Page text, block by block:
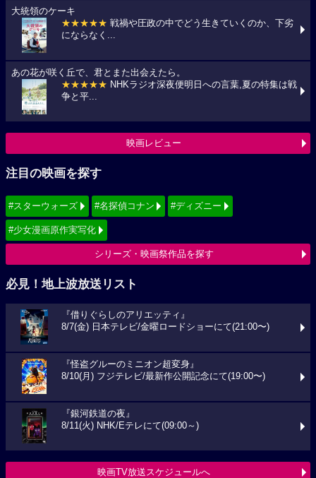
大統領のケーキ
★★★★★ 戦禍や圧政の中でどう生きていくのか、下劣
にならなく...
あの花が咲く丘で、君とまた出会えたら。
★★★★★ NHKラジオ深夜便明日への言葉,夏の特集は戦
争と平...
映画レビュー
注目の映画を探す
#スターウォーズ #名探偵コナン #ディズニー
#少女漫画原作実写化
シリーズ・映画祭作品を探す
必見！地上波放送リスト
『借りぐらしのアリエッティ』
8/7(金) 日本テレビ/金曜ロードショーにて(21:00〜)
『怪盗グルーのミニオン超変身』
8/10(月) フジテレビ/最新作公開記念にて(19:00〜)
『銀河鉄道の夜』
8/11(火) NHK/Eテレにて(09:00～)
映画TV放送スケジュールへ